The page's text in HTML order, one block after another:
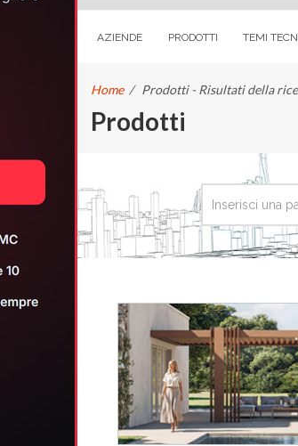
AZIENDE PRODOTTI TEMI
Home / Prodotti - Risultati della
Prodotti